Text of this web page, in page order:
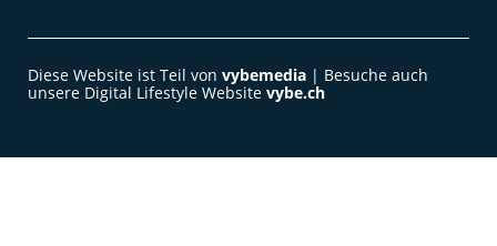
Diese Website ist Teil von vybemedia | Besuche auch
unsere Digital Lifestyle Website vybe.ch